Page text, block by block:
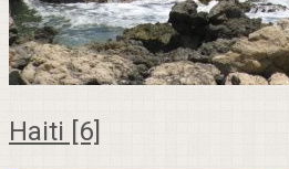
Haiti [6]